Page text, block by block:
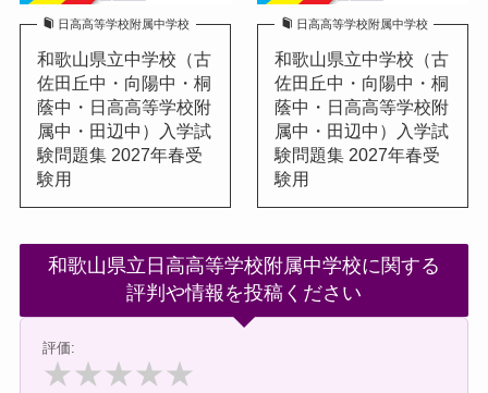
日高高等学校附属中学校
和歌山県立中学校（古
佐田丘中・向陽中・桐
蔭中・日高高等学校附
属中・田辺中）入学試
験問題集 2027年春受
験用
日高高等学校附属中学校
和歌山県立中学校（古
佐田丘中・向陽中・桐
蔭中・日高高等学校附
属中・田辺中）入学試
験問題集 2027年春受
験用
和歌山県立日高高等学校附属中学校に関する
評判や情報を投稿ください
評価:
★★★★★